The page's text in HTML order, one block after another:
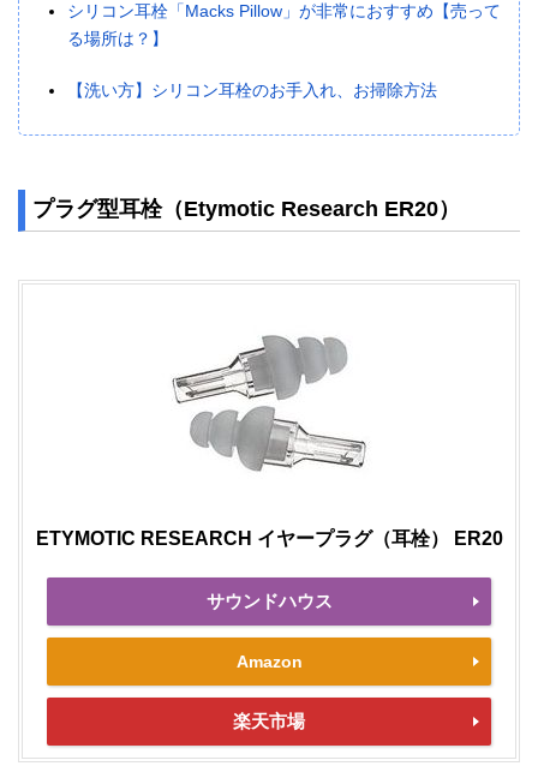
シリコン耳栓「Macks Pillow」が非常におすすめ【売って
る場所は？】
【洗い方】シリコン耳栓のお手入れ、お掃除方法
プラグ型耳栓（Etymotic Research ER20）
ETYMOTIC RESEARCH イヤープラグ（耳栓） ER20
サウンドハウス
Amazon
楽天市場